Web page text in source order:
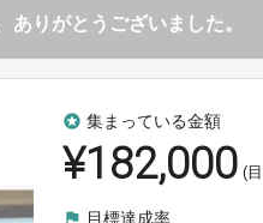
りがとうございました。
stars 集まっている金額
¥182,000 (
flag 目標達成率